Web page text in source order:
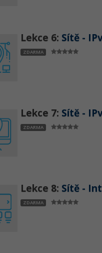
Lekce 6: Sítě -
ZDARMA
Lekce 7: Sítě -
ZDARMA
Lekce 8: Sítě -
ZDARMA